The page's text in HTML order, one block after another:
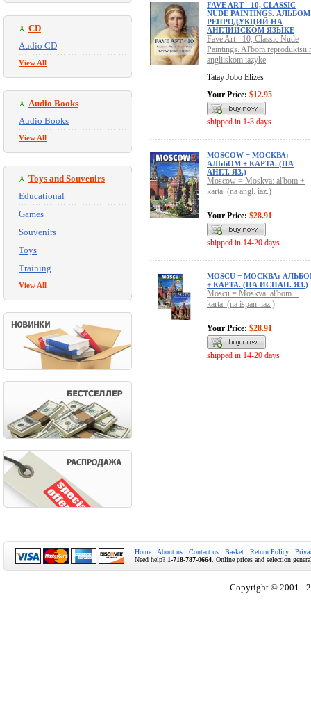
CD
Audio CD
View All
Audio Books
Audio Books
View All
Toys and Souvenirs
Educational
Games
Souvenirs
Toys
Training
View All
FAVE ART - 10, CLASSIC
NUDE PAINTINGS. АЛЬБОМ
РЕПРОДУКЦИЙ НА
АНГЛИЙСКОМ ЯЗЫКЕ
Fave Art - 10, Classic Nude
Paintings. Al'bom reproduktsii
angliiskom iazyke
Tatay Jobo Elizes
Your Price: $12.95
shipped in 1-3 days
MOSCOW = МОСКВА:
АЛЬБОМ + КАРТА. (НА
АНГЛ. ЯЗ.)
Moscow = Moskva: al'bom +
karta. (na angl. iaz.)
Your Price: $28.91
shipped in 14-20 days
MOSCU = МОСКВА:
+ КАРТА. (НА ИСПАН. ЯЗ.)
Moscu = Moskva: al'bom +
karta. (na ispan. iaz.)
Your Price: $28.91
shipped in 14-20 days
Home About us Contact us Basket Return Policy
Need help? 1-718-787-0664 . Online prices and selection
Copyright © 2001 -